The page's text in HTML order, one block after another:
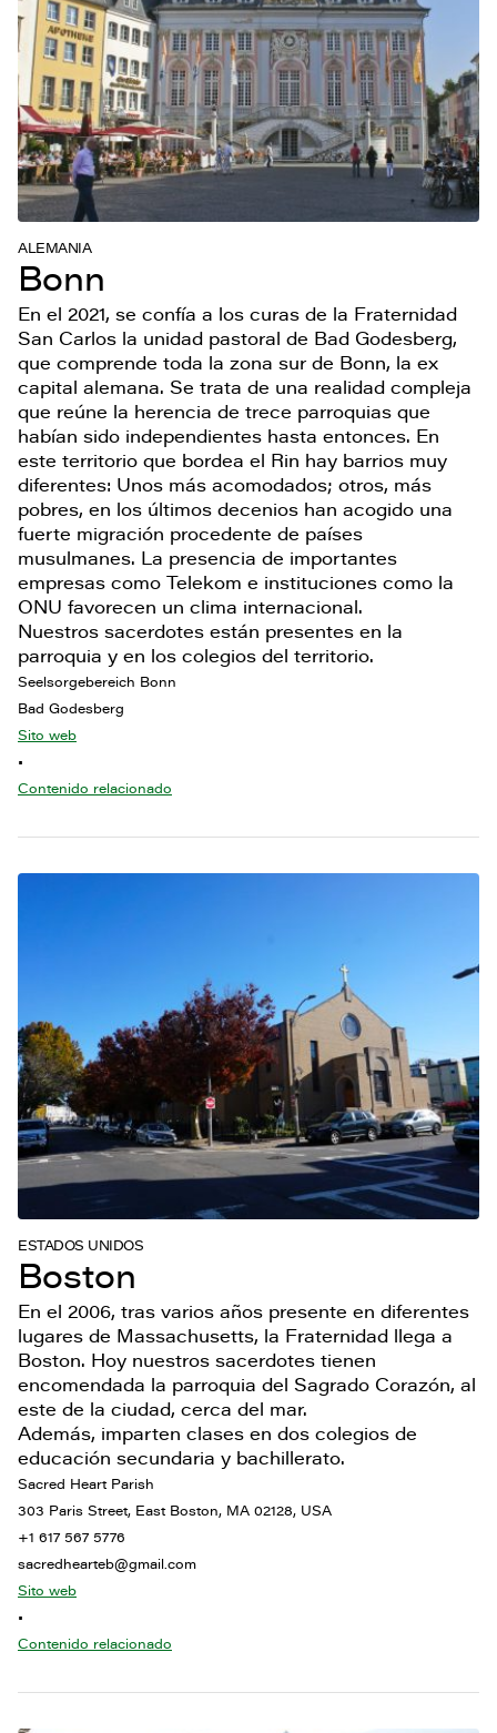
ALEMANIA
Bonn
En el 2021, se confía a los curas de la Fraternidad
San Carlos la unidad pastoral de Bad Godesberg,
que comprende toda la zona sur de Bonn, la ex
capital alemana. Se trata de una realidad compleja
que reúne la herencia de trece parroquias que
habían sido independientes hasta entonces. En
este territorio que bordea el Rin hay barrios muy
diferentes: Unos más acomodados; otros, más
pobres, en los últimos decenios han acogido una
fuerte migración procedente de países
musulmanes. La presencia de importantes
empresas como Telekom e instituciones como la
ONU favorecen un clima internacional.
Nuestros sacerdotes están presentes en la
parroquia y en los colegios del territorio.
Seelsorgebereich Bonn
Bad Godesberg
Sito web
•
Contenido relacionado
ESTADOS UNIDOS
Boston
En el 2006, tras varios años presente en diferentes
lugares de Massachusetts, la Fraternidad llega a
Boston. Hoy nuestros sacerdotes tienen
encomendada la parroquia del Sagrado Corazón, al
este de la ciudad, cerca del mar.
Además, imparten clases en dos colegios de
educación secundaria y bachillerato.
Sacred Heart Parish
303 Paris Street, East Boston, MA 02128, USA
+1 617 567 5776
sacredhearteb@gmail.com
Sito web
•
Contenido relacionado